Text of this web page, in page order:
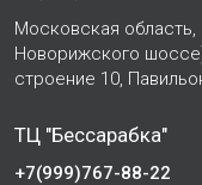
Московская
Новорижского
строение 10,
ТЦ "Бессарабка"
+7(999)767-88-22